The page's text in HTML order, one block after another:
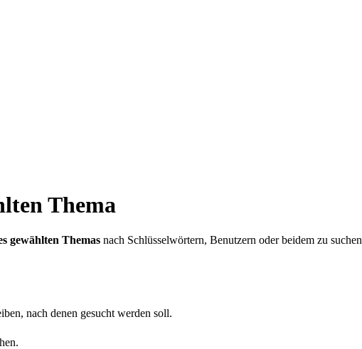
Thema
gewählten Themas nach Schlüsselwörtern, Benutzern oder beidem zu
nach denen gesucht werden soll.